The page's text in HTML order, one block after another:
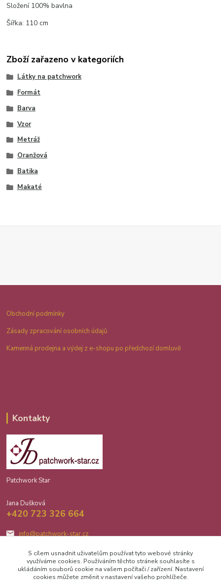
Složení 100% bavlna
Šířka: 110 cm
Zboží zařazeno v kategoriích
Látky na patchwork
Formát
Barva
Vzor
Metráž
Oranžová
Batika
Makaté
Obchodní podmínky
Zásady zpracování osobních údajů
Kamenná prodejna a výdej z e-shopu po předchozí domluvě
Kontakty
Patchwork Star
Jana Dušková
+420 723 326 664
info@patchwork-star.cz
S cílem usnadnit uživatelům používat tyto webové stránky
využíváme cookies. Používáním těchto stránek souhlasíte s
ukládáním souborů cookie na vašem počítači / zařízení. Nastavení
cookies můžete změnit v nastavení vašeho prohlížeče.